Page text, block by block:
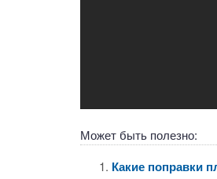
Может быть полезно:
Какие поправки